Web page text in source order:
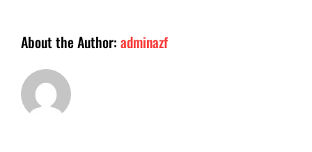
About the Author: adminazf